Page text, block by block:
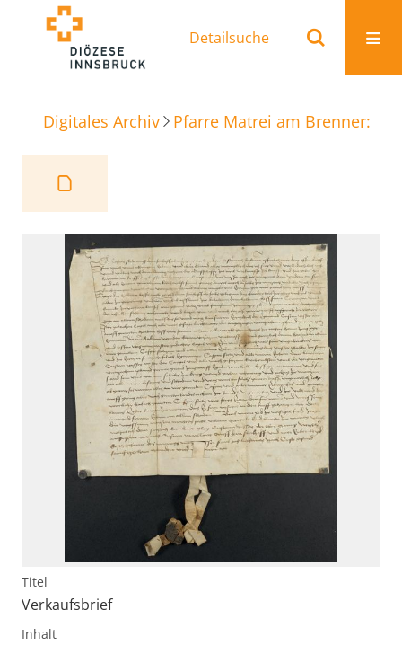
Detailsuche
Digitales Archiv Pfarre Matrei am Brenner:
Titel
Verkaufsbrief
Inhalt